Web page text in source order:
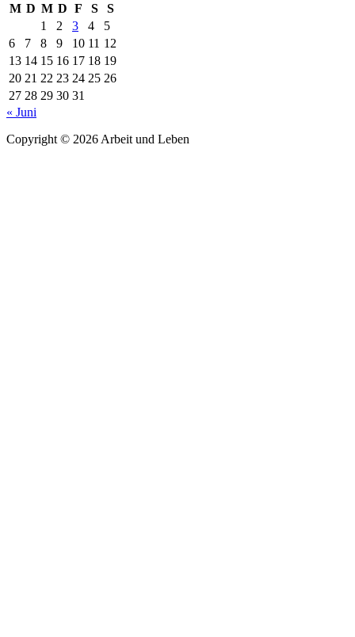
M D M D F S
S
1
2 3 4
5
6
7 8 9 10 11 12
13 14 15 16 17 18 19
20 21 22 23 24 25 26
27 28 29 30 31
« Juni
Copyright © 2026 Arbeit und Leben